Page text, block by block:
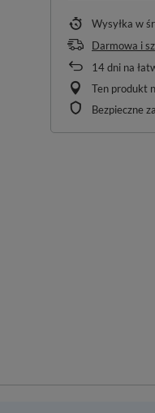
Wysyłka w
Darmowa i
14dni na
Ten produkt
Bezpieczne